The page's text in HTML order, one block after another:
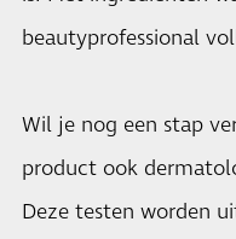
beautyprofessional
Wil je nog een stap
product ook
Deze testen worden